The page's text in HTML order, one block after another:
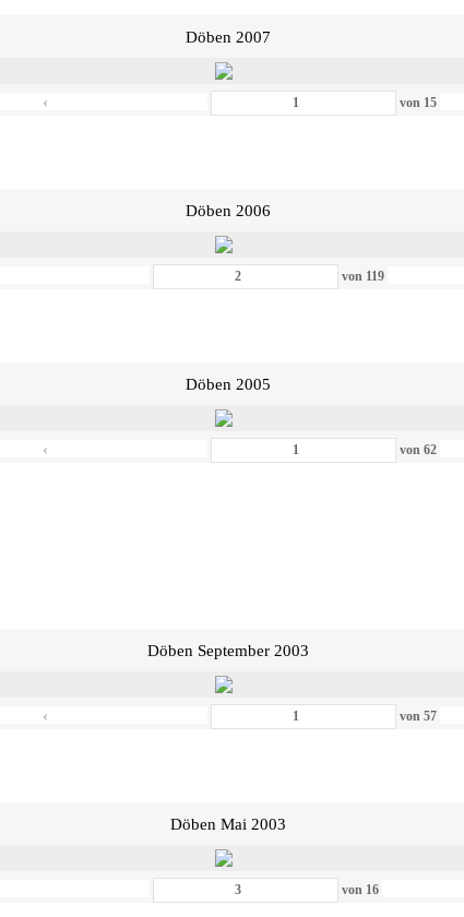
Döben 2007
‹ von 15
Döben 2006
von 119
Döben 2005
‹ von62
Döben September 2003
‹ von57
Döben Mai 2003
von 16